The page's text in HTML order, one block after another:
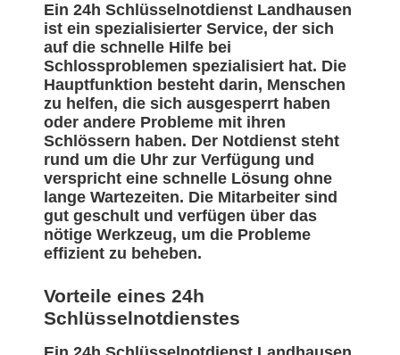
Ein 24h Schlüsselnotdienst Landhausen
ist ein spezialisierter Service, der sich
auf die schnelle Hilfe bei
Schlossproblemen spezialisiert hat. Die
Hauptfunktion besteht darin, Menschen
zu helfen, die sich ausgesperrt haben
oder andere Probleme mit ihren
Schlössern haben. Der Notdienst steht
rund um die Uhr zur Verfügung und
verspricht eine schnelle Lösung ohne
lange Wartezeiten. Die Mitarbeiter sind
gut geschult und verfügen über das
nötige Werkzeug, um die Probleme
effizient zu beheben.
Vorteile eines 24h
Schlüsselnotdienstes